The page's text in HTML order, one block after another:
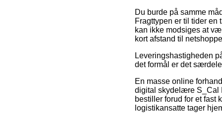
Du burde på samme
Fragttypen er til tider en
kan ikke modsiges at
kort afstand til
Leveringshastigheden
det formål er det
En masse online
digital skydelære S_Cal
bestiller forud for et fast
logistikansatte tager